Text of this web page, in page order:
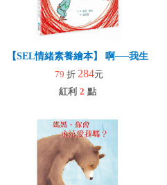
【SEL情緒素養繪本】 啊──我生氣了
79 折 284元
紅利 2 點